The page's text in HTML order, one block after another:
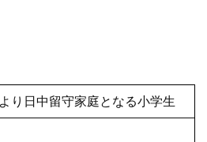
り日中留守家庭となる小学生